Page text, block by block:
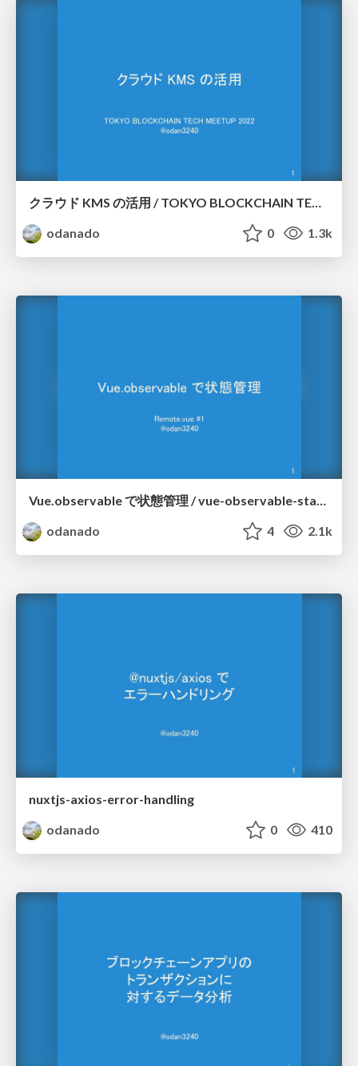
クラウド KMS の活用 / TOKYO BLOCKCHAIN TECH MEETUP 2022
odanado
0 1.3k
Vue.observable で状態管理 / vue-observable-state-management
odanado
4 2.1k
nuxtjs-axios-error-handling
odanado
0 410